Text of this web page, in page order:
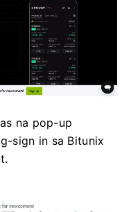
na pop-up
sign in sa Bitunix